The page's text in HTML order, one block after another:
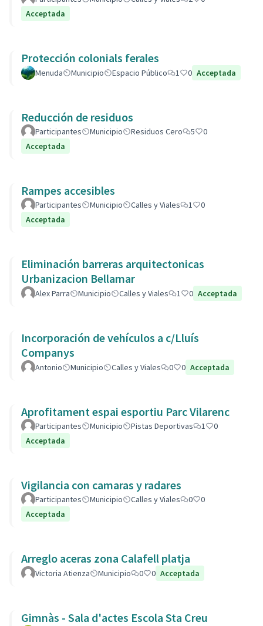
Acceptada
Protección colonials ferales
Menuda Municipio Espacio Público 1 0 Acceptada
Reducción de residuos
Participantes Municipio Residuos Cero 5
0
Acceptada
Rampes accesibles
Participantes Municipio Calles y Viales 1
0
Acceptada
Eliminación barreras arquitectonicas
Urbanizacion Bellamar
Alex Parra Municipio Calles y Viales 1 0 Acceptada
Incorporación de vehículos a c/Lluís
Companys
Antonio Municipio Calles y Viales 0 0 Acceptada
Aprofitament espai esportiu Parc Vilarenc
Participantes Municipio Pistas Deportivas 1
0
Acceptada
Vigilancia con camaras y radares
Participantes Municipio Calles y Viales 0
0
Acceptada
Arreglo aceras zona Calafell platja
Victoria Atienza Municipio 0 0 Acceptada
Gimnàs - Sala d'actes Escola Sta Creu